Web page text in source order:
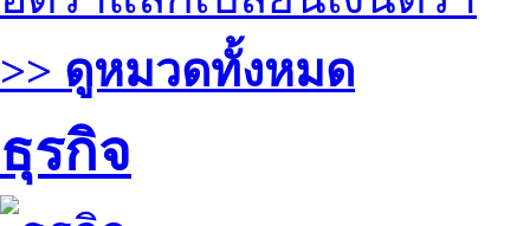
>> ดูหมวดทั้งหมด
ธุรกิจ